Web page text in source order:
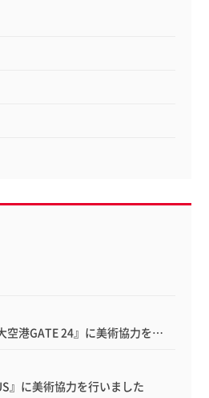
空港GATE 24』に美術協力を…
』に美術協力を行いました